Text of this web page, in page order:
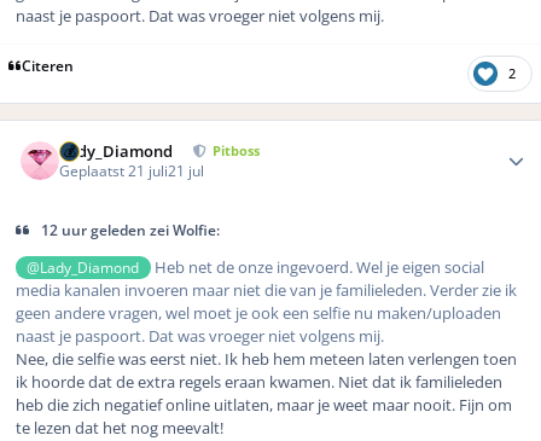
naast je paspoort. Dat was vroeger niet volgens mij.
Citeren 2
Lady_Diamond Pitboss
Geplaatst 21 juli21 jul
12 uur geleden zei Wolfie:
@Lady_Diamond
Heb net de onze ingevoerd. Wel je eigen social
media kanalen invoeren maar niet die van je familieleden. Verder zie ik
geen andere vragen, wel moet je ook een selfie nu maken/uploaden
naast je paspoort. Dat was vroeger niet volgens mij.
Nee, die selfie was eerst niet. Ik heb hem meteen laten verlengen toen
ik hoorde dat de extra regels eraan kwamen. Niet dat ik familieleden
heb die zich negatief online uitlaten, maar je weet maar nooit. Fijn om
te lezen dat het nog meevalt!